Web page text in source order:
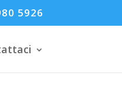
5926